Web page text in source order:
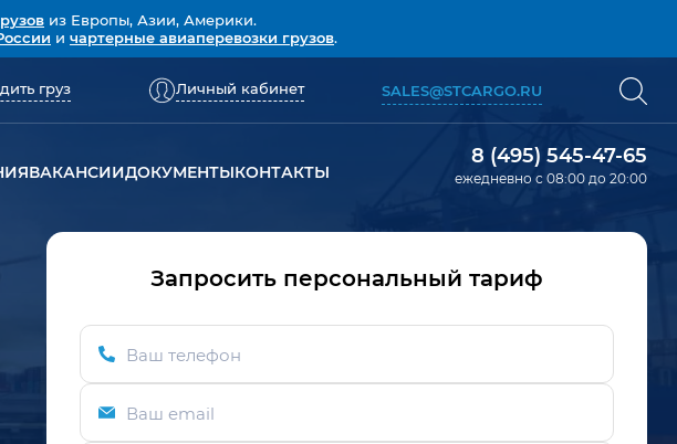
из Европы, Азии, Америки.
и чартерные авиаперевозки грузов.
груз Личный кабинет SALES@STCARGO.RU
ВАКАНСИИДОКУМЕНТЫКОНТАКТЫ
8 (495) 545-47-65
ежедневно с 08:00 до 20:00
Запросить персональный тариф
Ваш телефон
Ваш email